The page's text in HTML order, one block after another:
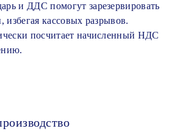
и ДДС помогут зарезервировать
избегая кассовых разрывов.
посчитает начисленный НДС